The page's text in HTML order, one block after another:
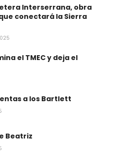
Interserrana, obra
conectará la Sierra
el TMEC y deja el
a los Bartlett
Beatriz